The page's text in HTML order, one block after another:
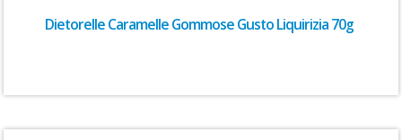
Dietorelle Caramelle Gommose Gusto Liquirizia 70g